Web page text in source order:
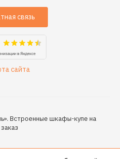
связь
сайта
Встроенные шкафы-купе на
заказ